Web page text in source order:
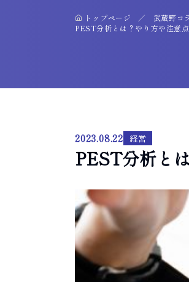
トップページ
武蔵野コ
PEST分析とは？やり方や注意
2023.08.22 経営
PEST分析と